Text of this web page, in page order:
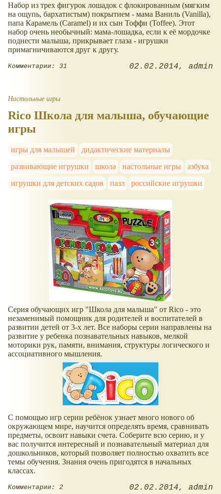
Набор из трех фигурок лошадок с флокированным (мягким
на ощупь, бархатистым) покрытием - мама Ваниль (Vanilla),
папа Карамель (Caramel) и их сын Тоффи (Toffee). Этот
набор очень необычный: мама-лошадка, если к её мордочке
поднести малыша, прикрывает глаза - игрушки
примагничиваются друг к другу.
Комментарии: 31 02.02.2014 admin
Настольные игры
Rico Школа для малыша, обучающие
игры
игры для малышей
дидактические материалы
развивающие игрушки
школа настольные игры
азбука
игрушки для детских садов
пазл российские игрушки
Серия обучающих игр "Школа для малыша" от Rico - это
незаменимый помощник для родителей и воспитателей в
развитии детей от 3-х лет. Все наборы серии направлены на
развитие у ребенка познавательных навыков, мелкой
моторики рук, памяти, внимания, структуры логического и
ассоциативного мышления.
С помощью игр серии ребёнок узнает много нового об
окружающем мире, научится определять время, сравнивать
предметы, освоит навыки счета. Соберите всю серию, и у
вас получится интересный и познавательный материал для
дошкольников, который позволяет полностью охватить все
темы обучения. Знания очень пригодятся в начальных
классах.
Комментарии: 2 02.02.2014 admin